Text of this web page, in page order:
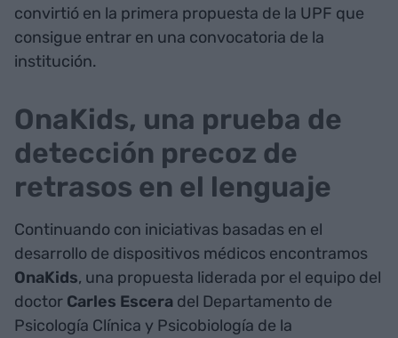
convirtió en la primera propuesta de la UPF que
consigue entrar en una convocatoria de la
institución.
OnaKids, una prueba de
detección precoz de
retrasos en el lenguaje
Continuando con iniciativas basadas en el
desarrollo de dispositivos médicos encontramos
OnaKids, una propuesta liderada por el equipo del
doctor Carles Escera del Departamento de
Psicología Clínica y Psicobiología de la